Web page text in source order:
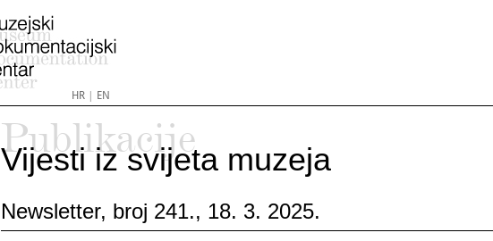
HR| EN
Publikacije
Vijesti iz svijeta muzeja
Newsletter, broj 241., 18. 3. 2025.